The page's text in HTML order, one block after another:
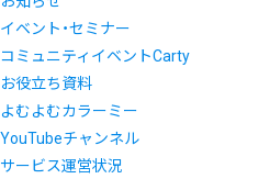
イベント・セミナー
コミュニティイベントCarty
お役立ち資料
よむよむカラーミー
YouTubeチャンネル
サービス運営状況